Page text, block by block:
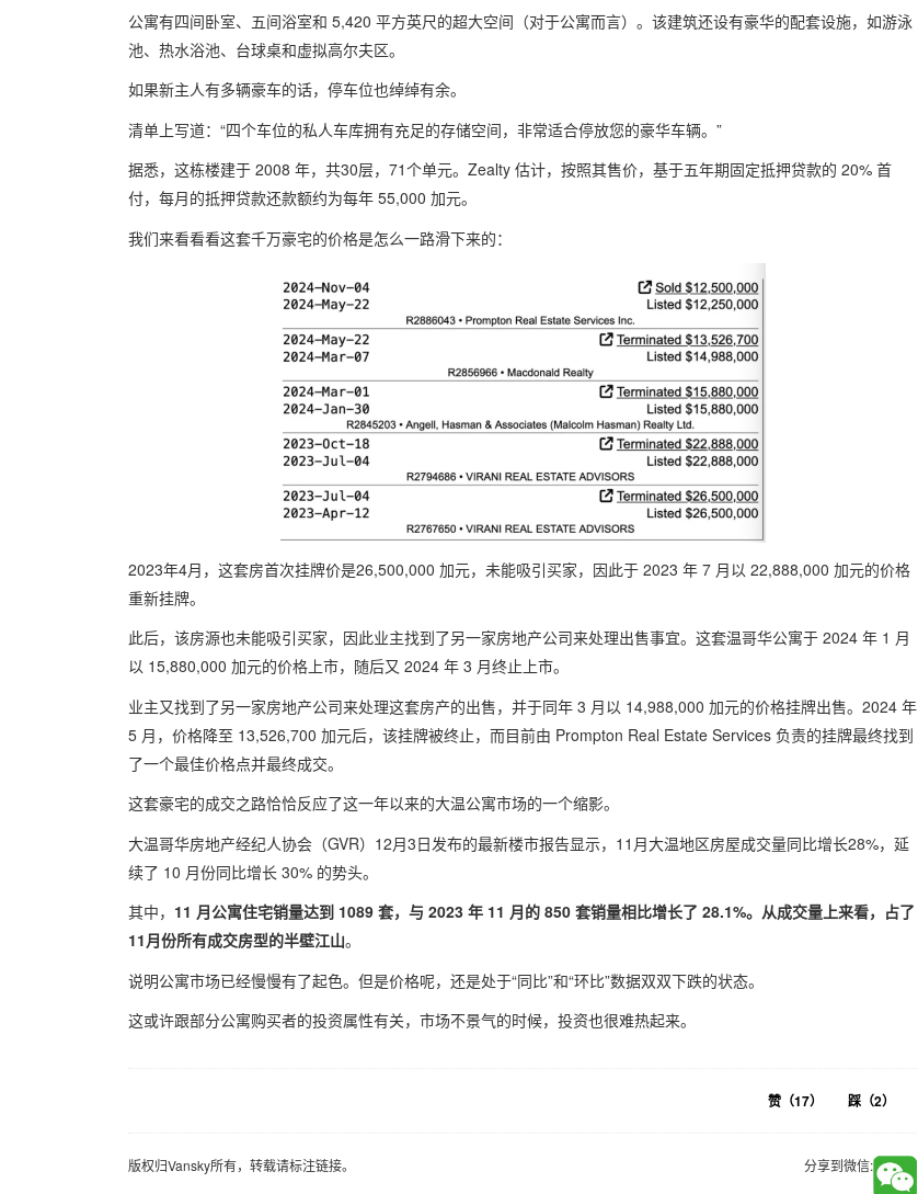
公寓有四间卧室、五间浴室和 5,420 平方英尺的超大空间（对于公寓而言）。该建筑还设有豪华的配套设施，如游泳
池、热水浴池、台球桌和虚拟高尔夫区。
如果新主人有多辆豪车的话，停车位也绰绰有余。
清单上写道：“四个车位的私人车库拥有充足的存储空间，非常适合停放您的豪华车辆。”
据悉，这栋楼建于 2008 年，共30层，71个单元。Zealty 估计，按照其售价，基于五年期固定抵押贷款的 20% 首
付，每月的抵押贷款还款额约为每年 55,000 加元。
我们来看看看这套千万豪宅的价格是怎么一路滑下来的：
2023年4月，这套房首次挂牌价是26,500,000 加元，未能吸引买家，因此于 2023 年 7 月以 22,888,000 加元的价格
重新挂牌。
此后，该房源也未能吸引买家，因此业主找到了另一家房地产公司来处理出售事宜。这套温哥华公寓于 2024 年 1 月
以 15,880,000 加元的价格上市，随后又 2024 年 3 月终止上市。
业主又找到了另一家房地产公司来处理这套房产的出售，并于同年 3 月以 14,988,000 加元的价格挂牌出售。2024 年
5 月，价格降至 13,526,700 加元后，该挂牌被终止，而目前由 Prompton Real Estate Services 负责的挂牌最终找到
了一个最佳价格点并最终成交。
这套豪宅的成交之路恰恰反应了这一年以来的大温公寓市场的一个缩影。
大温哥华房地产经纪人协会（GVR）12月3日发布的最新楼市报告显示，11月大温地区房屋成交量同比增长28%，延
续了 10 月份同比增长 30% 的势头。
其中， 11 月公寓住宅销量达到 1089 套，与 2023 年 11 月的 850 套销量相比增长了 28.1%。从成交量上来看，占了
11月份所有成交房型的半壁江山。
说明公寓市场已经慢慢有了起色。但是价格呢，还是处于“同比”和“环比”数据双双下跌的状态。
这或许跟部分公寓购买者的投资属性有关，市场不景气的时候，投资也很难热起来。
赞（17） 踩（2）
版权归Vansky所有，转载请标注链接。 分享到微信: